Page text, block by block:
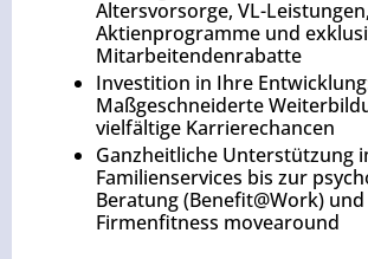
Altersvorsorge, VL-Leistungen,
Aktienprogramme und
Mitarbeitendenrabatte
Investition in Ihre
Maßgeschneiderte
vielfältige Karrierechancen
Ganzheitliche Unterstützung
Familienservices bis zur
Beratung (Benefit@Work) und
Firmenfitness movearound